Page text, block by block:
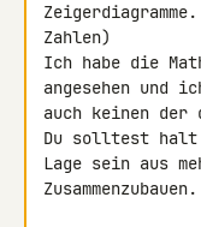
Zahlen)
Ich habe die
angesehen und
auch keinen
Du solltest
Lage sein aus
Zusammenzubauen.